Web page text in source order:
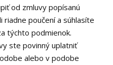
od zmluvy popísanú
poučení a súhlasíte
týchto podmienok.
ste povinný uplatniť
alebo v podobe